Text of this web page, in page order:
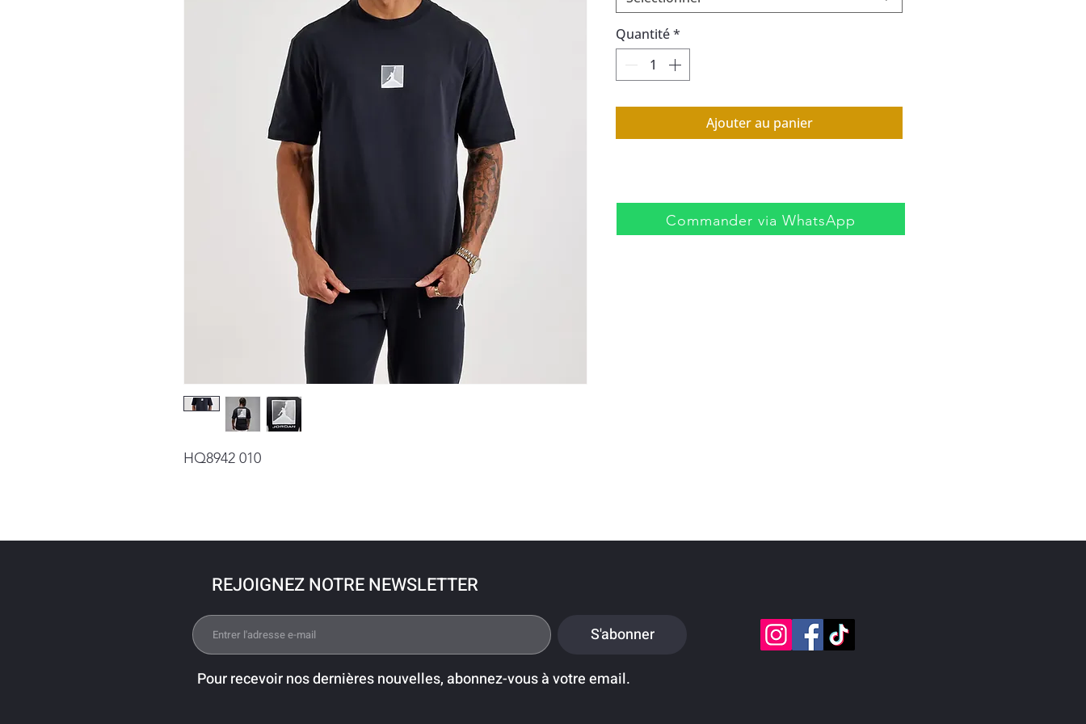
HQ8942 010
Quantité*
Ajouter au panier
Commander via WhatsApp
REJOIGNEZ NOTRE NEWSLETTER
S'abonner
Pour recevoir nos dernières nouvelles, abonnez-vous à votre email.